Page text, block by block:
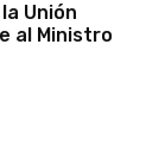
Unión
al Ministro